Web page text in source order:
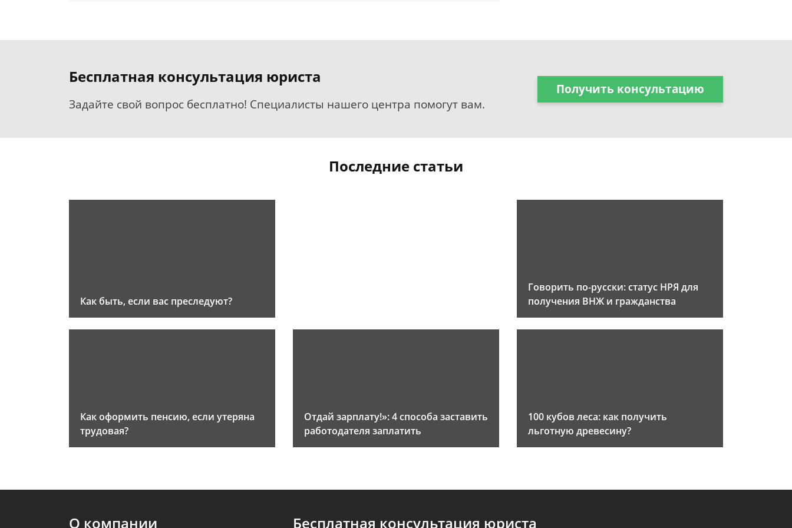
Бесплатная консультация юриста
Задайте свой вопрос бесплатно! Специалисты нашего центра помогут вам.
Получить консультацию
Последние статьи
Как быть, если вас преследуют?
Говорить по-русски: статус НРЯ для
получения ВНЖ и гражданства
Как оформить пенсию, если утеряна
трудовая?
Отдай зарплату!»: 4 способа заставить
работодателя заплатить
100 кубов леса: как получить
льготную древесину?
О компании Бесплатная консультация юриста